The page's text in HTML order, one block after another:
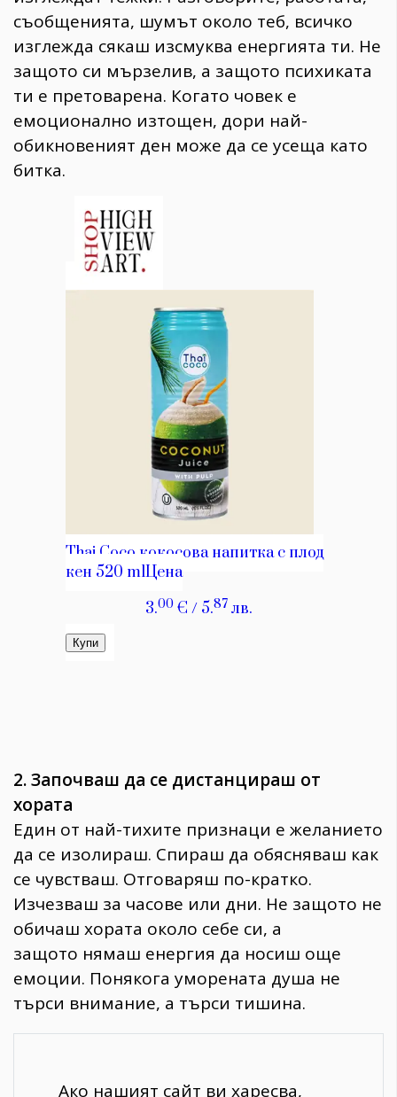
съобщенията, шумът около теб, всичко
изглежда сякаш изсмуква енергията ти. Не
защото си мързелив, а защото психиката
ти е претоварена. Когато човек е
емоционално изтощен, дори най-
обикновеният ден може да се усеща като
битка.
2. Започваш да се дистанцираш от
хората
Един от най-тихите признаци е желанието
да се изолираш. Спираш да обясняваш как
се чувстваш. Отговаряш по-кратко.
Изчезваш за часове или дни. Не защото не
обичаш хората около себе си, а
защото нямаш енергия да носиш още
емоции. Понякога уморената душа не
търси внимание, а търси тишина.
Ако нашият сайт ви харесва,